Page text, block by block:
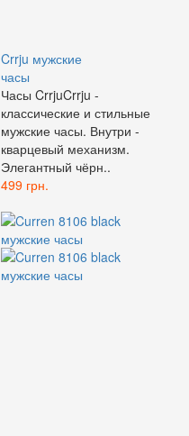
Crrju мужские
часы
Часы CrrjuCrrju -
классические и стильные
мужские часы. Внутри -
кварцевый механизм.
Элегантный чёрн..
499 грн.